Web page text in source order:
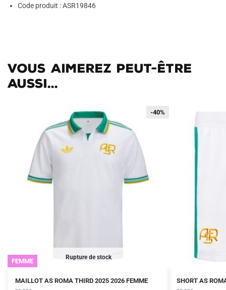
Code produit : ASR19846
Vous aimerez peut-être
aussi...
Rupture de stock
-40%
FEMME
-40%
MAILLOT AS ROMA THIRD 2025 2026 FEMME
Le
Le
Ce
SHORT AS
Le
Le
Ce